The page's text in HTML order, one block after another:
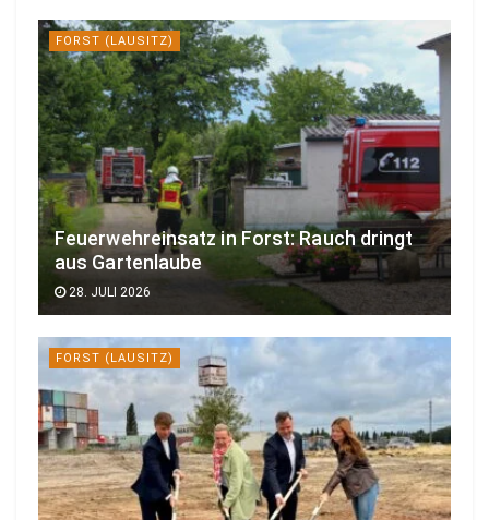
FORST (LAUSITZ)
Feuerwehreinsatz in Forst: Rauch dringt
aus Gartenlaube
28. JULI 2026
FORST (LAUSITZ)